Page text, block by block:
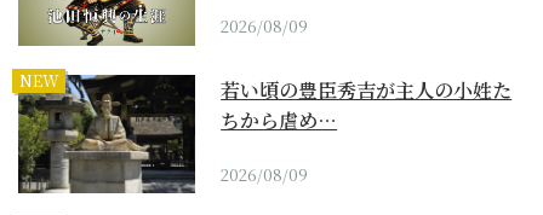
2026/08/09
NEW
若い頃の豊臣秀吉が主人の小姓た
ちから虐め…
2026/08/09